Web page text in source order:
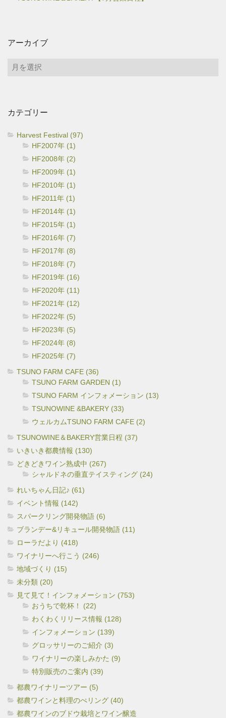
アーカイブ
ア
ブ
カテゴリー
Harvest Festival (97)
HF2007年 (1)
HF2008年 (2)
HF2009年 (1)
HF2010年 (1)
HF2011年 (1)
HF2014年 (1)
HF2015年 (1)
HF2016年 (7)
HF2017年 (8)
HF2018年 (7)
HF2019年 (16)
HF2020年 (11)
HF2021年 (12)
HF2022年 (5)
HF2023年 (5)
HF2024年 (8)
HF2025年 (7)
TSUNO FARM CAFE (36)
TSUNO FARM GARDEN (1)
TSUNO FARM インフォメーション (13)
TSUNOWINE &BAKERY (33)
ウェルカムTSUNO FARM CAFE (2)
TSUNOWINE＆BAKERY営業日程 (37)
いきいき都農情報 (130)
どきどきワイン熟成中 (267)
シャルドネの垂直テイスティング (24)
れいちゃん日記♪ (61)
イベント情報 (142)
スパークリング開発物語 (6)
ブランデー&リキュール開発物語 (11)
ローラだより (418)
ワイナリーへ行こう (246)
地域づくり (15)
未分類 (20)
見て見て！インフォメーション (753)
おうちで乾杯！ (22)
わくわくリリース情報 (128)
インフォメーション (139)
グロッサリーのご紹介 (3)
ワイナリーの楽しみかた (9)
特別販売のご案内 (39)
都農ワイナリーツアー (5)
都農ワインと料理のぺリング (40)
都農ワインのブドウ栽培とワイン醸造